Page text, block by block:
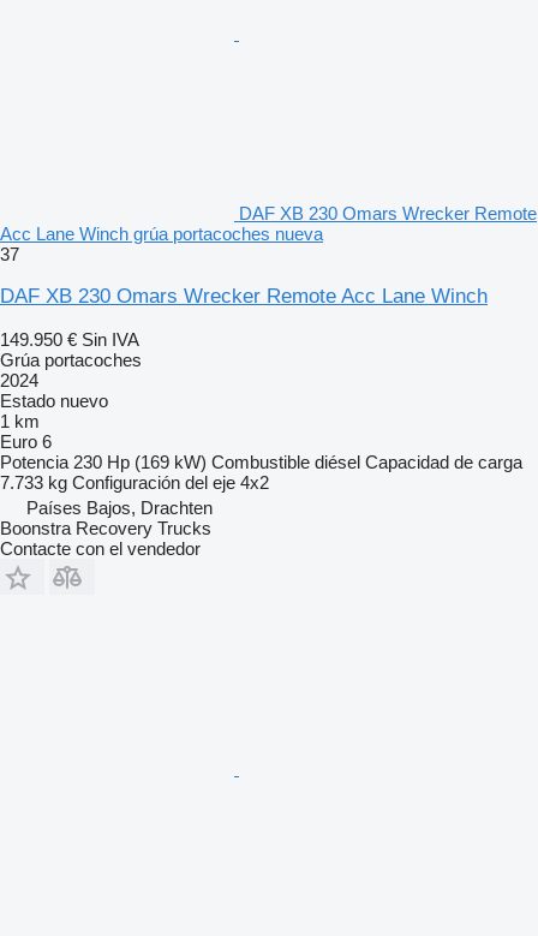
DAF XB 230 Omars Wrecker Remote
Acc Lane Winch grúa portacoches nueva
37
DAF XB 230 Omars Wrecker Remote Acc Lane Winch
149.950 € Sin IVA
Grúa portacoches
2024
Estado nuevo
1 km
Euro 6
Potencia 230 Hp (169 kW) Combustible diésel Capacidad de carga
7.733 kg Configuración del eje 4x2
Países Bajos, Drachten
Boonstra Recovery Trucks
Contacte con el vendedor